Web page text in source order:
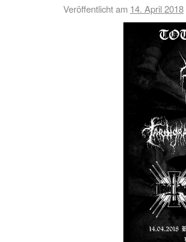
Veröffentlicht am 14. April 2018